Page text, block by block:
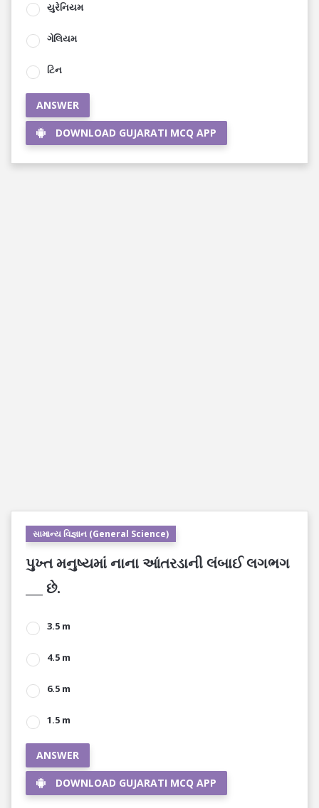
યુરેનિયમ
ગેલિયમ
ટિન
ANSWER
DOWNLOAD GUJARATI MCQ APP
સામાન્ય વિજ્ઞાન (General Science)
પુખ્ત મનુષ્યમાં નાના આંતરડાની લંબાઈ લગભગ
___ છે.
3.5 m
4.5 m
6.5 m
1.5 m
ANSWER
DOWNLOAD GUJARATI MCQ APP